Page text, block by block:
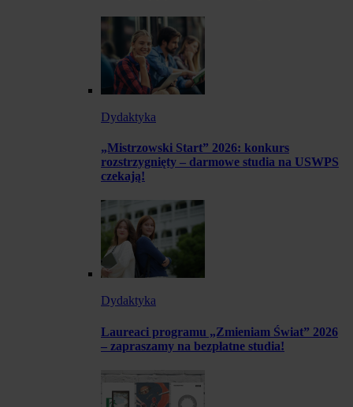
Dydaktyka
„Mistrzowski Start” 2026: konkurs
rozstrzygnięty – darmowe studia na USWPS
czekają!
Dydaktyka
Laureaci programu „Zmieniam Świat” 2026
– zapraszamy na bezpłatne studia!